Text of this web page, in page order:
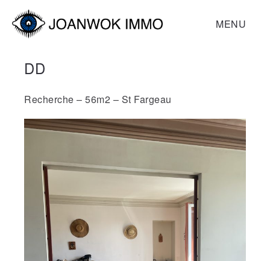
MENU
DD
Recherche – 56m2 – St Fargeau